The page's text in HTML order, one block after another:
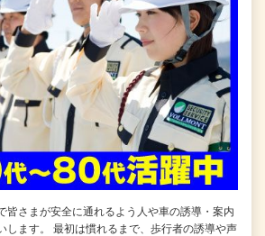
皆さまが安全に通れるよう人や車の誘導・案内
します。 最初は慣れるまで、歩行者の誘導や声